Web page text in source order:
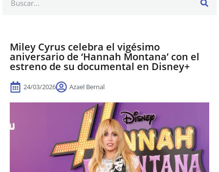
Miley Cyrus celebra el vigésimo
aniversario de ‘Hannah Montana’ con el
estreno de su documental en Disney+
24/03/2026 Azael Bernal